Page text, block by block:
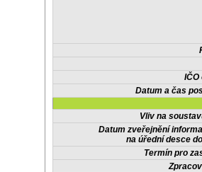
IČO
Datum a čas
Vliv na
Datum zveřejnění
na úřední desce
Termín pro